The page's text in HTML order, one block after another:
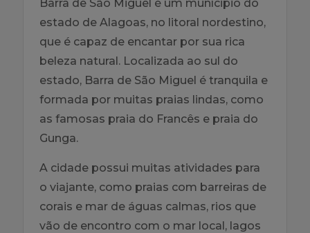
Barra de São Miguel é um munícipio do
estado de Alagoas, no litoral nordestino,
que é capaz de encantar por sua rica
beleza natural. Localizada ao sul do
estado, Barra de São Miguel é tranquila e
formada por muitas praias lindas, como
as famosas praia do Francês e praia do
Gunga.
A cidade possui muitas atividades para
o viajante, como praias com barreiras de
corais e mar de águas calmas, rios que
vão de encontro com o mar local, lagos